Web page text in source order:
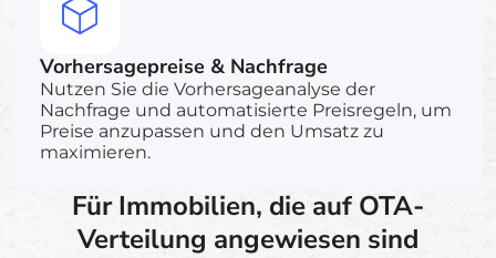
Vorhersagepreise & Nachfrage
Nutzen Sie die Vorhersageanalyse der
Nachfrage und automatisierte Preisregeln, um
Preise anzupassen und den Umsatz zu
maximieren.
Für Immobilien, die auf OTA-
Verteilung angewiesen sind